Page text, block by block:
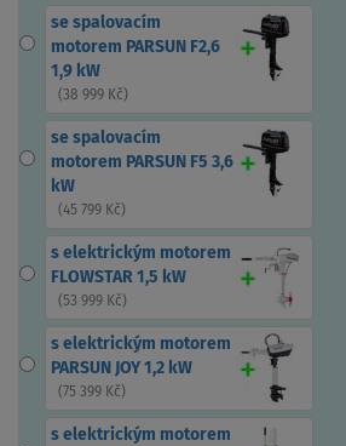
se spalovacím
motorem PARSUN F2,6
1,9 kW
(38 999 Kč)
se spalovacím
motorem PARSUN F5 3,6
kW
(45 799 Kč)
s elektrickým motorem
FLOWSTAR 1,5 kW
(53 999 Kč)
s elektrickým motorem
PARSUN JOY 1,2 kW
(75 399 Kč)
s elektrickým motorem